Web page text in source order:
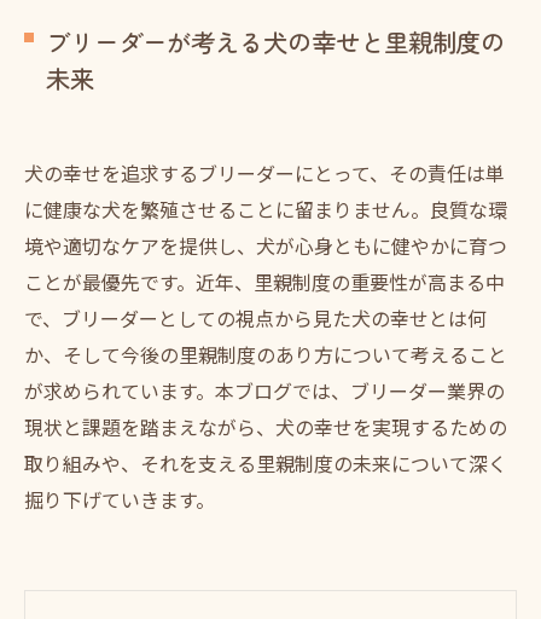
ブリーダーが考える犬の幸せと里親制度の
未来
犬の幸せを追求するブリーダーにとって、その責任は単
に健康な犬を繁殖させることに留まりません。良質な環
境や適切なケアを提供し、犬が心身ともに健やかに育つ
ことが最優先です。近年、里親制度の重要性が高まる中
で、ブリーダーとしての視点から見た犬の幸せとは何
か、そして今後の里親制度のあり方について考えること
が求められています。本ブログでは、ブリーダー業界の
現状と課題を踏まえながら、犬の幸せを実現するための
取り組みや、それを支える里親制度の未来について深く
掘り下げていきます。